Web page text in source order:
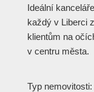
Ideální
každý v Liberci
klientům na
v centru města.
Typ nemovitosti: